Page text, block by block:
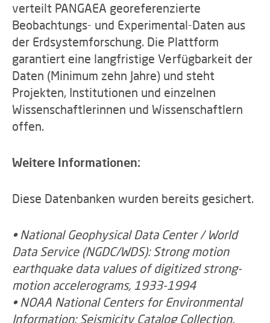
verteilt PANGAEA georeferenzierte
Beobachtungs- und Experimental-Daten aus
der Erdsystemforschung. Die Plattform
garantiert eine langfristige Verfügbarkeit der
Daten (Minimum zehn Jahre) und steht
Projekten, Institutionen und einzelnen
Wissenschaftlerinnen und Wissenschaftlern
offen.
Weitere Informationen:
Diese Datenbanken wurden bereits gesichert.
• National Geophysical Data Center / World
Data Service (NGDC/WDS): Strong motion
earthquake data values of digitized strong-
motion accelerograms, 1933-1994
• NOAA National Centers for Environmental
Information: Seismicity Catalog Collection,